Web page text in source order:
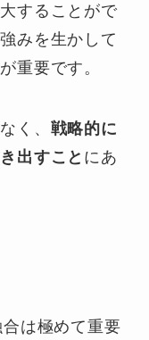
することがで
みを生かして
重要です。
く、 戦略的に
出すこと にあ
は極めて重要